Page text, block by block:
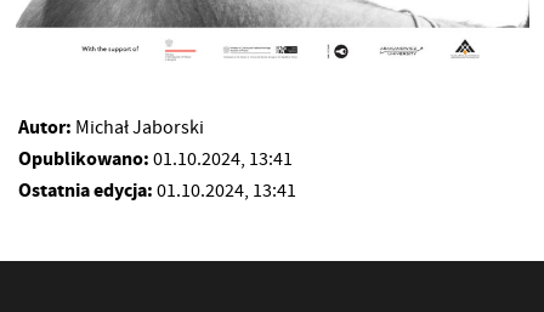
Autor: Michał Jaborski
Opublikowano: 01.10.2024, 13:41
Ostatnia edycja: 01.10.2024, 13:41